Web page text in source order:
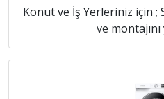
Konut ve İş Yerleriniz için ;
ve